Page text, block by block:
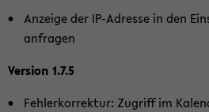
An­zei­ge der IP-​Adresse in den
an­fra­gen
Ver­si­on 1.7.5
Feh­ler­kor­rek­tur: Zu­griff im